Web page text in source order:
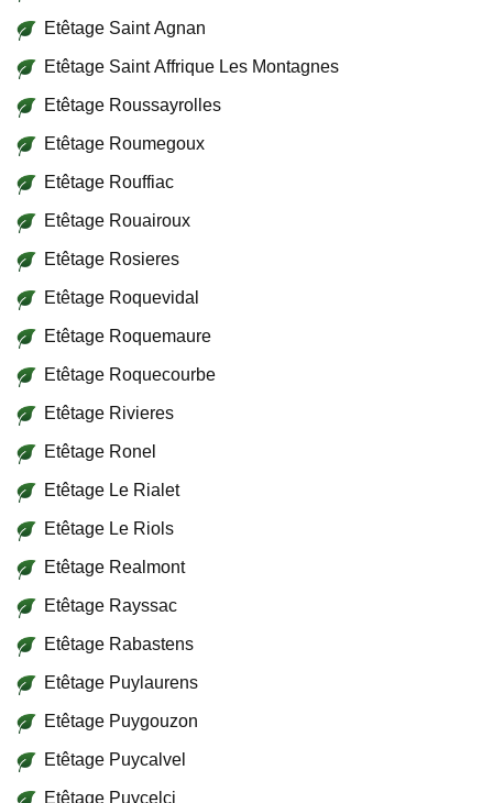
Etêtage Saint Agnan
Etêtage Saint Affrique Les Montagnes
Etêtage Roussayrolles
Etêtage Roumegoux
Etêtage Rouffiac
Etêtage Rouairoux
Etêtage Rosieres
Etêtage Roquevidal
Etêtage Roquemaure
Etêtage Roquecourbe
Etêtage Rivieres
Etêtage Ronel
Etêtage Le Rialet
Etêtage Le Riols
Etêtage Realmont
Etêtage Rayssac
Etêtage Rabastens
Etêtage Puylaurens
Etêtage Puygouzon
Etêtage Puycalvel
Etêtage Puycelci